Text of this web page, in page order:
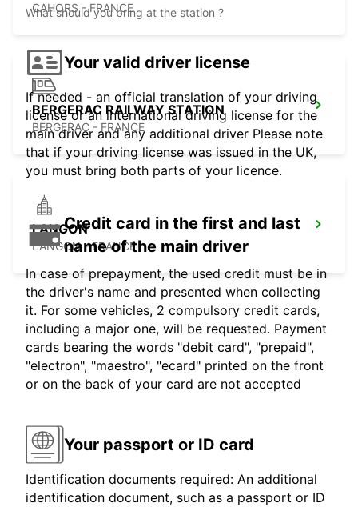
CAHORS - FRANCE
BERGERAC RAILWAY STATION
BERGERAC - FRANCE
LANGON
LANGON - FRANCE
What should you bring at the station ?
Your valid driver license
If needed - an official translation of your driving
license or an international driving license for the
main driver and any additional driver Please note
that if your driving license was issued in the UK,
you must bring both parts of your licence.
Credit card in the first and last
name of the main driver
In case of prepayment, the used credit must be in
the driver's name and presented when collecting
it. For some vehicles, 2 compulsory credit cards,
including a major one, will be requested. Payment
cards bearing the words "debit card", "prepaid",
"electron", "maestro", "ecard" printed on the front
or on the back of your card are not accepted
Your passport or ID card
Identification documents required: An additional
identification document, such as a passport or ID